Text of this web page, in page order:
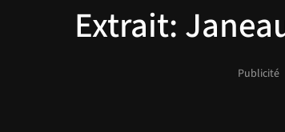
Extrait: